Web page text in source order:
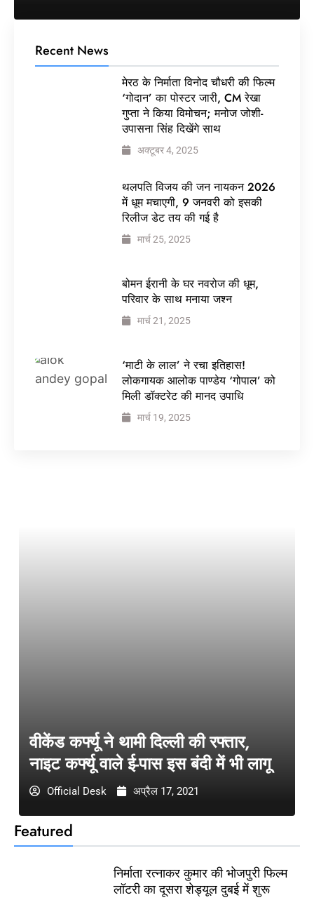
Recent News
मेरठ के निर्माता विनोद चौधरी की फिल्म
‘गोदान’ का पोस्टर जारी, CM रेखा
गुप्ता ने किया विमोचन; मनोज जोशी-
उपासना सिंह दिखेंगे साथ
अक्टूबर 4, 2025
थलपति विजय की जन नायकन 2026
में धूम मचाएगी, 9 जनवरी को इसकी
रिलीज डेट तय की गई है
मार्च 25, 2025
बोमन ईरानी के घर नवरोज की धूम,
परिवार के साथ मनाया जश्न
मार्च 21, 2025
‘माटी के लाल’ ने रचा इतिहास!
लोकगायक आलोक पाण्डेय ‘गोपाल’ को
मिली डॉक्टरेट की मानद उपाधि
मार्च 19, 2025
Featured
निर्माता रत्नाकर कुमार की भोजपुरी फिल्म
लॉटरी का दूसरा शेड्यूल दुबई में शुरू
वीकेंड कर्फ्यू ने थामी दिल्ली की रफ्तार,
नाइट कर्फ्यू वाले ई-पास इस बंदी में भी लागू
Official Desk अप्रैल 17, 2021